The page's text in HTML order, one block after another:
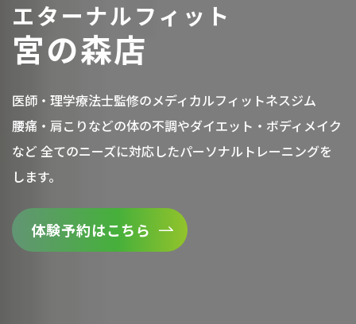
エターナルフィット
宮の森店
医師・理学療法士監修のメディカルフィットネスジム
腰痛・肩こりなどの体の不調やダイエット・ボディメイク
など 全てのニーズに対応したパーソナルトレーニングを
します。
体験予約はこちら